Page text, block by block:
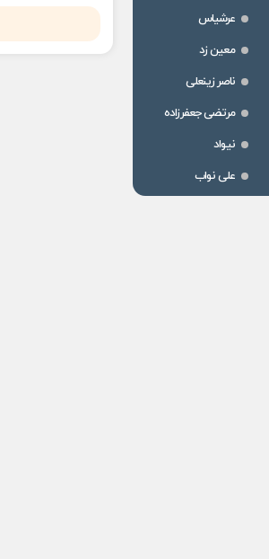
عرشیاس
معین زد
ناصر زینعلی
مرتضی جعفرزاده
نیواد
علی نواب